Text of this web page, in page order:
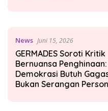
News Juni 15, 2026
GERMADES Soroti Kritik
Bernuansa Penghinaan:
Demokrasi Butuh
Bukan Serangan